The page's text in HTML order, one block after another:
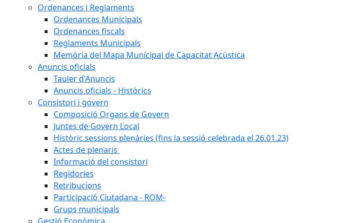
Ordenances i Reglaments
Ordenances Municipals
Ordenances fiscals
Reglaments Municipals
Memòria del Mapa Municipal de Capacitat Acústica
Anuncis oficials
Tauler d'Anuncis
Anuncis oficials - Històrics
Consistori i govern
Composició Organs de Govern
Juntes de Govern Local
Històric sessions plenàries (fins la sessió celebrada el 26.01.23)
Actes de plenaris
Informació del consistori
Regidories
Retribucions
Participació Ciutadana - ROM-
Grups municipals